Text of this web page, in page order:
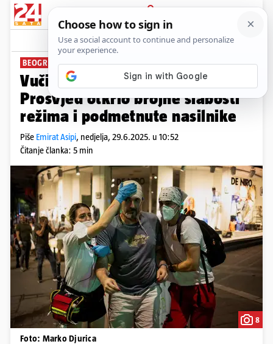
PRIJAVA
News Komentari
BEOGRAD NA ULICAMA
Vučić je na staklenim nogama:
Prosvjed otkrio brojne slabosti
režima i podmetnute nasilnike
Piše Emirat Asipi, nedjelja, 29.6.2025. u 10:52
Čitanje članka: 5 min
8
Foto: Marko Djurica